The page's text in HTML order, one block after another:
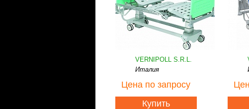
VERNIPOLL S.R.L.
Италия
Цена по запросу
Купить